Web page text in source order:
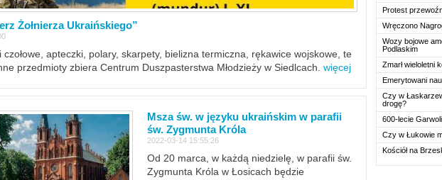
Żołnierza Ukraińskiego”
czołowe, apteczki, polary, skarpety, bielizna termiczna, rękawice wojskowe, te
przedmioty zbiera Centrum Duszpasterstwa Młodzieży w Siedlcach. więcej
Msza św. w języku ukraińskim w parafii
św. Zygmunta Króla
2022-03-14 15:55:26
Od 20 marca, w każdą niedzielę, w parafii św.
Zygmunta Króla w Łosicach będzie
Protest
Wręczono
Wozy bojowe
Podlaskim
Zmarł wieloletni
Emerytowani
Czy w
drogę?
600-lecie
Czy w Łukowie
Kościół na